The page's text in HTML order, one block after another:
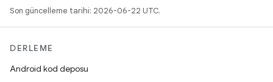
Son güncelleme tarihi: 2026-06-22 UTC.
DERLEME
Android kod deposu